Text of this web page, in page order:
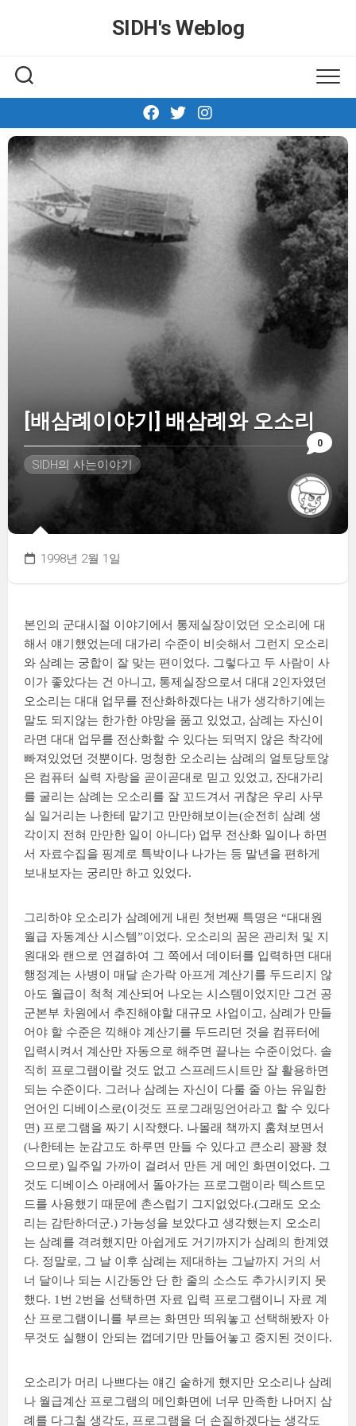
SIDH′s Weblog
0
[배삼례이야기] 배삼례와 오소리
SIDH의 사는이야기
1998년 2월 1일
본인의 군대시절 이야기에서 통제실장이었던 오소리에 대
해서 얘기했었는데 대가리 수준이 비슷해서 그런지 오소리
와 삼례는 궁합이 잘 맞는 편이었다. 그렇다고 두 사람이 사
이가 좋았다는 건 아니고, 통제실장으로서 대대 2인자였던
오소리는 대대 업무를 전산화하겠다는 내가 생각하기에는
말도 되지않는 한가한 야망을 품고 있었고, 삼례는 자신이
라면 대대 업무를 전산화할 수 있다는 되먹지 않은 착각에
빠져있었던 것뿐이다. 멍청한 오소리는 삼례의 얼토당토않
은 컴퓨터 실력 자랑을 곧이곧대로 믿고 있었고, 잔대가리
를 굴리는 삼례는 오소리를 잘 꼬드겨서 귀찮은 우리 사무
실 일거리는 나한테 맡기고 만만해보이는(순전히 삼례 생
각이지 전혀 만만한 일이 아니다) 업무 전산화 일이나 하면
서 자료수집을 핑계로 특박이나 나가는 등 말년을 편하게
보내보자는 궁리만 하고 있었다.
그리하야 오소리가 삼례에게 내린 첫번째 특명은 “대대원
월급 자동계산 시스템”이었다. 오소리의 꿈은 관리처 및 지
원대와 랜으로 연결하여 그 쪽에서 데이터를 입력하면 대대
행정계는 사병이 매달 손가락 아프게 계산기를 두드리지 않
아도 월급이 척척 계산되어 나오는 시스템이었지만 그건 공
군본부 차원에서 추진해야할 대규모 사업이고, 삼례가 만들
어야 할 수준은 끽해야 계산기를 두드리던 것을 컴퓨터에
입력시켜서 계산만 자동으로 해주면 끝나는 수준이었다. 솔
직히 프로그램이랄 것도 없고 스프레드시트만 잘 활용하면
되는 수준이다. 그러나 삼례는 자신이 다룰 줄 아는 유일한
언어인 디베이스로(이것도 프로그래밍언어라고 할 수 있다
면) 프로그램을 짜기 시작했다. 나몰래 책까지 훔쳐보면서
(나한테는 눈감고도 하루면 만들 수 있다고 큰소리 꽝꽝 쳤
으므로) 일주일 가까이 걸려서 만든 게 메인 화면이었다. 그
것도 디베이스 아래에서 돌아가는 프로그램이라 텍스트모
드를 사용했기 때문에 촌스럽기 그지없었다.(그래도 오소
리는 감탄하더군.) 가능성을 보았다고 생각했는지 오소리
는 삼례를 격려했지만 아쉽게도 거기까지가 삼례의 한계였
다. 정말로, 그 날 이후 삼례는 제대하는 그날까지 거의 서
너 달이나 되는 시간동안 단 한 줄의 소스도 추가시키지 못
했다. 1번 2번을 선택하면 자료 입력 프로그램이니 자료 계
산 프로그램이니를 부르는 화면만 띄워놓고 선택해봤자 아
무것도 실행이 안되는 껍데기만 만들어놓고 중지된 것이다.
오소리가 머리 나쁘다는 얘긴 숱하게 했지만 오소리나 삼례
나 월급계산 프로그램의 메인화면에 너무 만족한 나머지 삼
례를 다그칠 생각도, 프로그램을 더 손질하겠다는 생각도